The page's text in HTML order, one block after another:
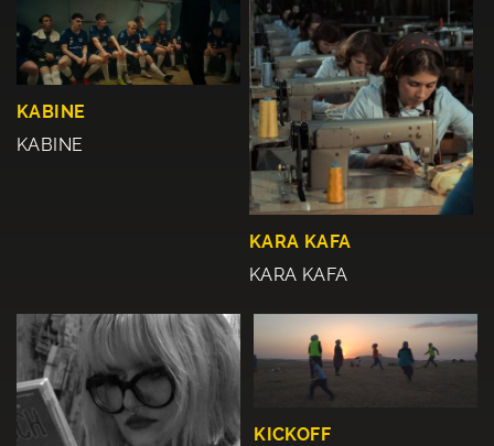
KABINE
KABINE
KARA KAFA
KARA KAFA
KICKOFF